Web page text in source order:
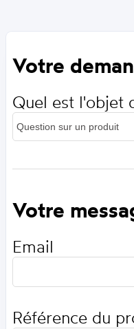
Votre
Quel est l'objet
Votre
Email
Référence du